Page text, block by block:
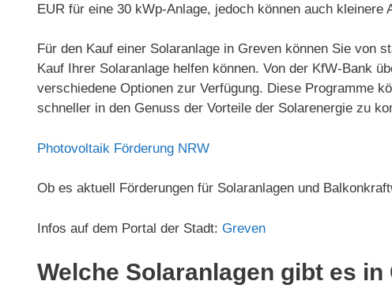
EUR für eine 30 kWp-Anlage, jedoch können auch kleinere
Für den Kauf einer Solaranlage in Greven können Sie von
Kauf Ihrer Solaranlage helfen können. Von der KfW-Bank
verschiedene Optionen zur Verfügung. Diese Programme
schneller in den Genuss der Vorteile der Solarenergie zu
Photovoltaik Förderung NRW
Ob es aktuell Förderungen für Solaranlagen und
Infos auf dem Portal der Stadt: Greven
Welche Solaranlagen gibt es